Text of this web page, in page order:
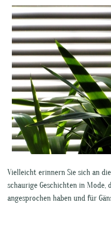
Vielleicht erinnern Sie sich an
schaurige Geschichten in Mode,
angesprochen haben und für